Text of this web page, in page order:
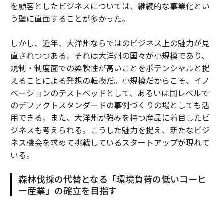
を顧客としたビジネスについては、継続的な事業化とい
う壁に直面することが多かった。
しかし、近年、大洋州ならではのビジネス上の魅力が見
直されつつある。それは大洋州の国々が小規模であり、
規制・制度面での柔軟性が高いことをポテンシャルと捉
えることによる発想の転換だ。小規模だからこそ、イノ
ベーションのテストベッドとして、あるいは国レベルで
のデファクトスタンダードの事例づくりの場としても活
用できる。また、大洋州が強みを持つ産品に着目したビ
ジネスも考えられる。こうした魅力を捉え、新たなビジ
ネス機会を求めて挑戦しているスタートアップが現れて
いる。
森林伐採の代替となる「環境負荷の低いコーヒ
ー産業」の確立を目指す